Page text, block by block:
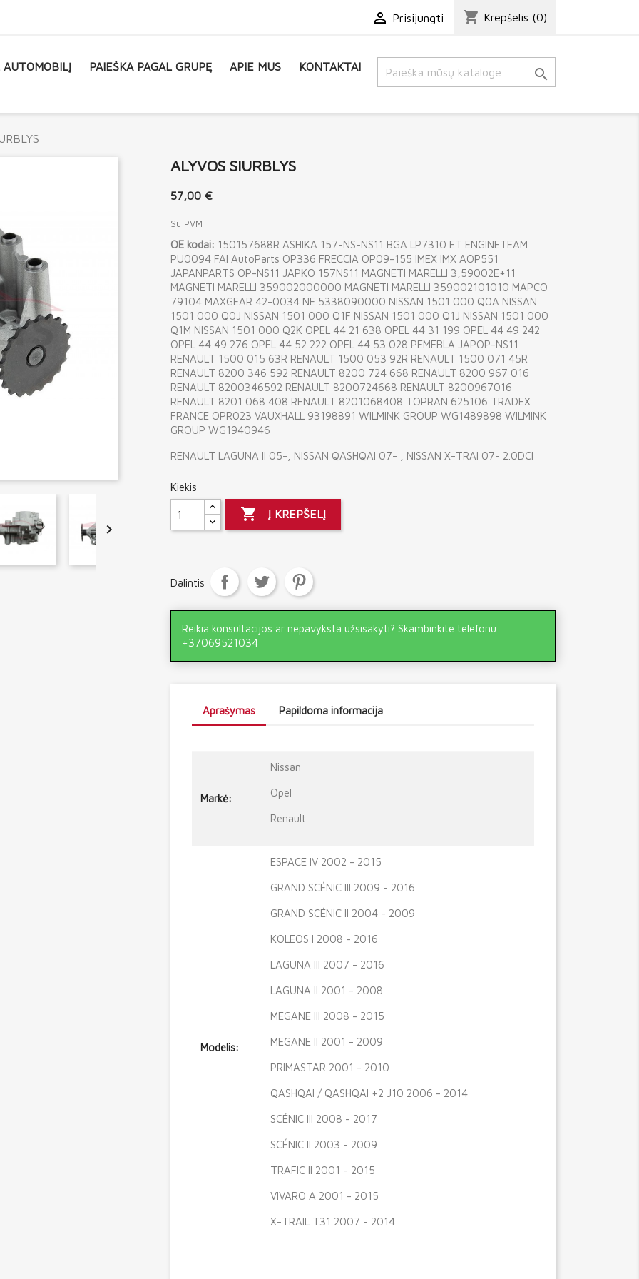
 Prisijungti shopping_cart Krepšelis (0)
AUTOMOBILĮ PAIEŠKA PAGAL GRUPĘ APIE MUS KONTAKTAI 

ALYVOS SIURBLYS
57,00 €
Su PVM
OE kodai: 150157688R ASHIKA 157-NS-NS11 BGA LP7310 ET ENGINETEAM
PU0094 FAI AutoParts OP336 FRECCIA OP09-155 IMEX IMX AOP551
JAPANPARTS OP-NS11 JAPKO 157NS11 MAGNETI MARELLI 3,59002E+11
MAGNETI MARELLI 359002000000 MAGNETI MARELLI 359002101010 MAPCO
79104 MAXGEAR 42-0034 NE 5338090000 NISSAN 1501 000 Q0A NISSAN
1501 000 Q0J NISSAN 1501 000 Q1F NISSAN 1501 000 Q1J NISSAN 1501 000
Q1M NISSAN 1501 000 Q2K OPEL 44 21 638 OPEL 44 31 199 OPEL 44 49 242
OPEL 44 49 276 OPEL 44 52 222 OPEL 44 53 028 PEMEBLA JAPOP-NS11
RENAULT 1500 015 63R RENAULT 1500 053 92R RENAULT 1500 071 45R
RENAULT 8200 346 592 RENAULT 8200 724 668 RENAULT 8200 967 016
RENAULT 8200346592 RENAULT 8200724668 RENAULT 8200967016
RENAULT 8201 068 408 RENAULT 8201068408 TOPRAN 625106 TRADEX
FRANCE OPR023 VAUXHALL 93198891 WILMINK GROUP WG1489898 WILMINK
GROUP WG1940946
RENAULT LAGUNA II 05-, NISSAN QASHQAI 07- , NISSAN X-TRAI 07- 2.0DCI
Kiekis
 Į KREPŠELĮ
Dalintis
Reikia konsultacijos ar nepavyksta užsisakyti? Skambinkite telefonu
+37069521034
Aprašymas Papildoma informacija
Markė:
Nissan
Opel
Renault
Modelis:
ESPACE IV 2002 - 2015
GRAND SCÉNIC III 2009 - 2016
GRAND SCÉNIC II 2004 - 2009
KOLEOS I 2008 - 2016
LAGUNA III 2007 - 2016
LAGUNA II 2001 - 2008
MEGANE III 2008 - 2015
MEGANE II 2001 - 2009
PRIMASTAR 2001 - 2010
QASHQAI / QASHQAI +2 J10 2006 - 2014
SCÉNIC III 2008 - 2017
SCÉNIC II 2003 - 2009
TRAFIC II 2001 - 2015
VIVARO A 2001 - 2015
X-TRAIL T31 2007 - 2014